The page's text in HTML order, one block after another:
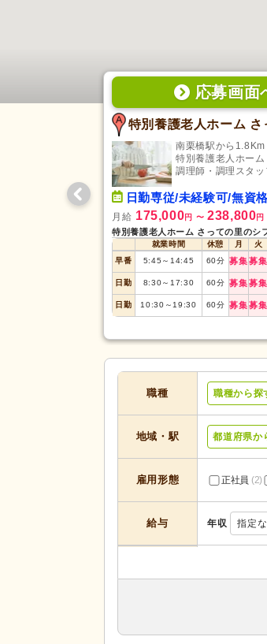
応募画面
特別養護老人ホーム さ
南栗橋駅から1.8Km
特別養護老人ホーム
調理師・調理スタッ
日勤専従/未経験可/無資
月給 175,000円 〜 238,800円
特別養護老人ホーム さっての里のシ
就業時間 休憩 月 火
早番
5:45 ～ 14:45 60分 募集募集
日勤 8:30～ 17:30 60分 募集募集
日勤 10:30 ～ 19:30 60分 募集募集
職種 職種から探
地域・駅 都道府県か
雇用形態 正社員 (2)
給与 年収 指定
類
学歴不問